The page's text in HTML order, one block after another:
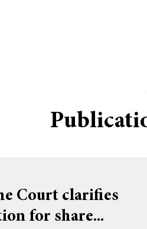
Court clarifies
for share...